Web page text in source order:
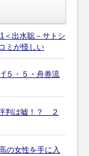
＜出水聡－サトシ
ミが怪しい
５・５・舟券流
判は嘘！？ ２
の女性を手に入